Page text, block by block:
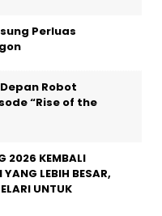
Perluas
Robot
“Rise of the
2026 KEMBALI
LEBIH BESAR,
UNTUK